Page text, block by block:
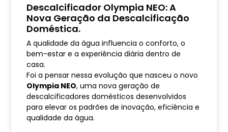
Descalcificador Olympia NEO: A
Nova Geração da Descalcificação
Doméstica.
A qualidade da água influencia o conforto, o
bem-estar e a experiência diária dentro de
casa.
Foi a pensar nessa evolução que nasceu o novo
Olympia NEO, uma nova geração de
descalcificadores domésticos desenvolvidos
para elevar os padrões de inovação, eficiência e
qualidade da água.